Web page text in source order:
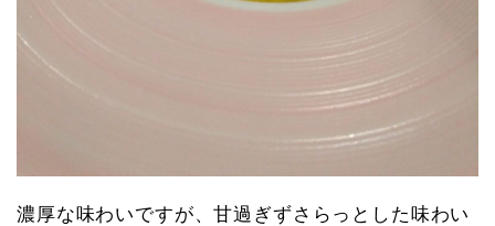
濃厚な味わいですが、甘過ぎずさらっとした味わい